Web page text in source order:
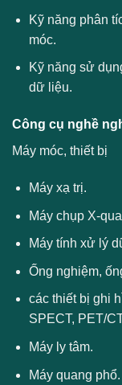
Kỹ năng phân
móc.
Kỹ năng sử
dữ liệu.
Công cụ nghề
Máy móc, thiết bị
Máy xạ trị.
Máy chụp X-
Máy tính xử lý
Ống nghiệm,
các thiết bị ghi
SPECT, PET/
Máy ly tâm.
Máy quang phổ.